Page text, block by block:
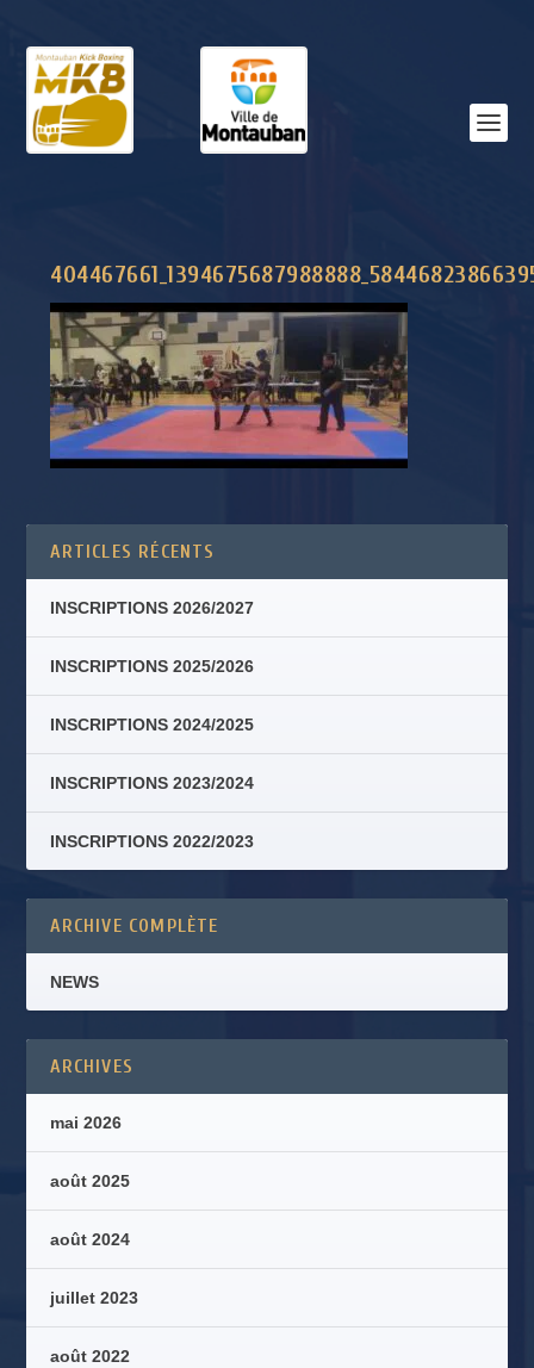
ARTICLES RÉCENTS
INSCRIPTIONS 2026/2027
INSCRIPTIONS 2025/2026
INSCRIPTIONS 2024/2025
INSCRIPTIONS 2023/2024
INSCRIPTIONS 2022/2023
ARCHIVE COMPLÈTE
NEWS
ARCHIVES
mai 2026
août 2025
août 2024
juillet 2023
août 2022